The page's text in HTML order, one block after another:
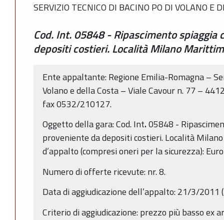
SERVIZIO TECNICO DI BACINO PO DI VOLANO E
Cod. Int. 05848 - Ripascimento spiaggia
depositi costieri. Località Milano
Ente appaltante: Regione Emilia-Romagna –
Volano e della Costa – Viale Cavour n. 77 –
fax 0532/210127.
Oggetto della gara: Cod. Int.05848 -
proveniente da depositi costieri. Località
d’appalto (compresi oneri per la sicurezza):
Numero di offerte ricevute: nr. 8.
Data di aggiudicazione dell’appalto: 21/3/2011
Criterio di aggiudicazione: prezzo più basso ex